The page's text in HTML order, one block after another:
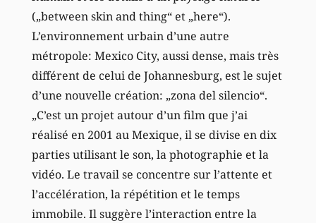
(„between skin and thing“ et „here“).
L’environnement urbain d’une autre
métropole: Mexico City, aussi dense, mais très
différent de celui de Johannesburg, est le sujet
d’une nouvelle création: „zona del silencio“.
„C’est un projet autour d’un film que j’ai
réalisé en 2001 au Mexique, il se divise en dix
parties utilisant le son, la photographie et la
vidéo. Le travail se concentre sur l’attente et
l’accélération, la répétition et le temps
immobile. Il suggère l’interaction entre la